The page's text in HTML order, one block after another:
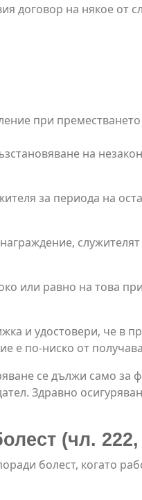
договор на някое от
при
на
за периода на
или равно на това
и удостовери, че в
е по-ниско от
се дължи само за
Здравно
(чл. 222,
болест, когато